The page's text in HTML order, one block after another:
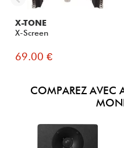
X-TONE
X-Screen
69.00 €
COMPAREZ AVEC